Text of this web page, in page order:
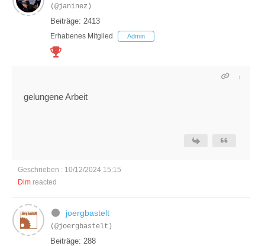
(@janinez)
Beiträge: 2413
Erhabenes Mitglied Admin
gelungene Arbeit
Geschrieben : 10/12/2024 15:15
Dim reacted
joergbastelt
(@joergbastelt)
Beiträge: 288